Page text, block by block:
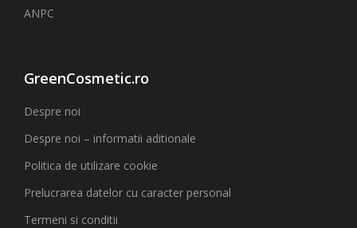
ANPC
GreenCosmetic.ro
Despre noi
Despre noi – informatii aditionale
Politica de utilizare cookie
Prelucrarea datelor cu caracter personal
Termeni si conditii